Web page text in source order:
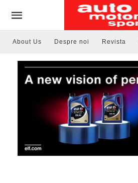
About Us Despre noi Revista